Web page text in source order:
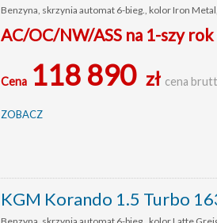
Benzyna, skrzynia automat 6-bieg., kolor Iron
AC/OC/NW/ASS na 1-szy rok
Cena 118 890 zł cena
ZOBACZ
KGM Korando 1.5 Turbo